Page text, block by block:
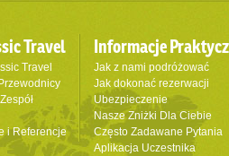
Travel
Travel
i Referencje
Informacje
Jak z nami podróżować
Jak dokonać rezerwacji
Ubezpieczenie
Nasze Zniżki Dla Ciebie
Często Zadawane Pytania
Aplikacja Uczestnika